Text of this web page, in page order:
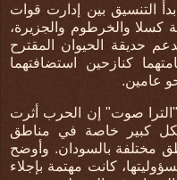
التنسيق بين إدارت قوات
كسلا والخرطوم والجزيرة،
حديقة الحيوان المقترح
كنازحين استضافتهما
عامين.
صوت" إن الحرب أثرت
كبير خاصة في مناطق
مختلفة بالسودان. وأوضح
كانت مهتمة بإجلاء